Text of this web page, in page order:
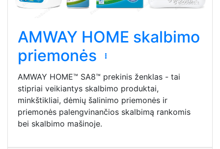
AMWAY HOME skalbimo
priemonės
AMWAY HOME™ SA8™ prekinis ženklas - tai
stipriai veikiantys skalbimo produktai,
minkštikliai, dėmių šalinimo priemonės ir
priemonės palengvinančios skalbimą rankomis
bei skalbimo mašinoje.